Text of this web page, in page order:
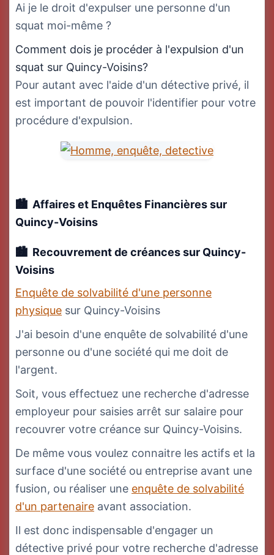
Ai je le droit d'expulser une personne d'un
squat moi-même ?
Comment dois je procéder à l'expulsion d'un
squat sur Quincy-Voisins?
Pour autant avec l'aide d'un détective privé, il
est important de pouvoir l'identifier pour votre
procédure d'expulsion.
Affaires et Enquêtes Financièressur
Quincy-Voisins
Recouvrement de créancessur Quincy-
Voisins
Enquête de solvabilité d'une personne
physique sur Quincy-Voisins
J'ai besoin d'une enquête de solvabilité d'une
personne ou d'une société qui me doit de
l'argent.
Soit, vous effectuez une recherche d'adresse
employeur pour saisies arrêt sur salaire pour
recouvrer votre créance sur Quincy-Voisins.
De même vous voulez connaitre les actifs et la
surface d'une société ou entreprise avant une
fusion, ou réaliser une enquête de solvabilité
d'un partenaire avant association.
Il est donc indispensable d'engager un
détective privé pour votre recherche d'adresse